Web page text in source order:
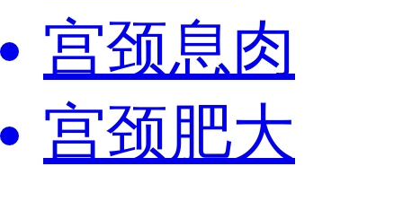
宫颈息肉
宫颈肥大